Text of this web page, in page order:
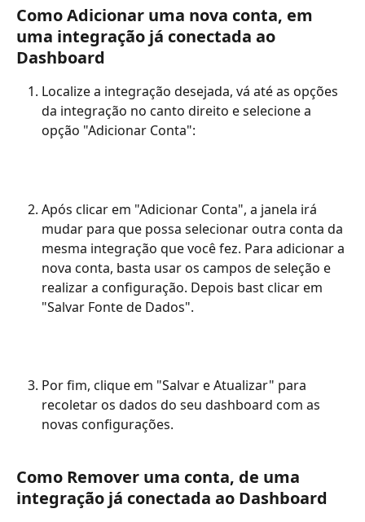
Como Adicionar uma nova conta, em
uma integração já conectada ao
Dashboard
Localize a integração desejada, vá até as opções
da integração no canto direito e selecione a
opção "Adicionar Conta":
Após clicar em "Adicionar Conta", a janela irá
mudar para que possa selecionar outra conta da
mesma integração que você fez. Para adicionar a
nova conta, basta usar os campos de seleção e
realizar a configuração. Depois bast clicar em
"Salvar Fonte de Dados".
Por fim, clique em "Salvar e Atualizar" para
recoletar os dados do seu dashboard com as
novas configurações.
Como Remover uma conta, de uma
integração já conectada ao Dashboard